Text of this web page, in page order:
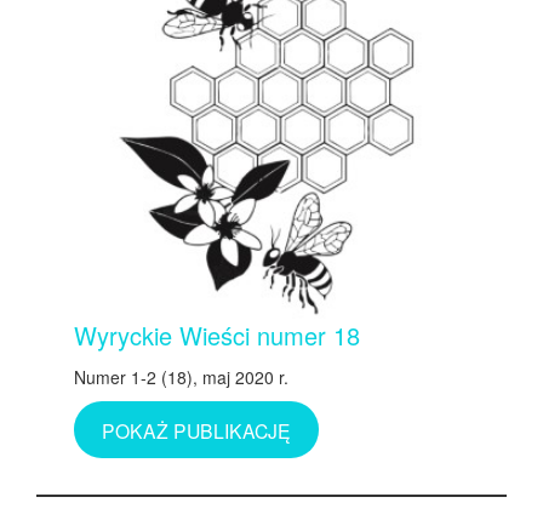
Wyryckie Wieści numer 18
Numer 1-2 (18), maj 2020 r.
POKAŻ PUBLIKACJĘ